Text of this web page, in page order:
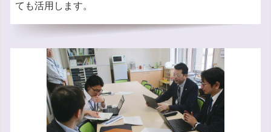
ても活用します。